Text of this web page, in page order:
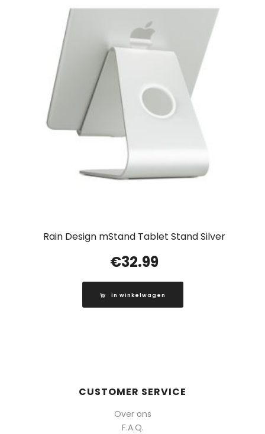
Rain Design mStand Tablet Stand Silver
€32.99
In winkelwagen
CUSTOMER SERVICE
Over ons
F.A.Q.